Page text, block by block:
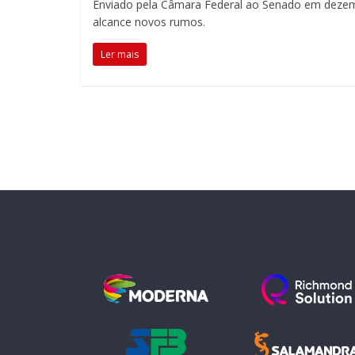
em
sala
de
aula,
para
acompanhar
realizações
Enviado pela Câmara Federal ao Senado em
alcance novos rumos.
Ler mais